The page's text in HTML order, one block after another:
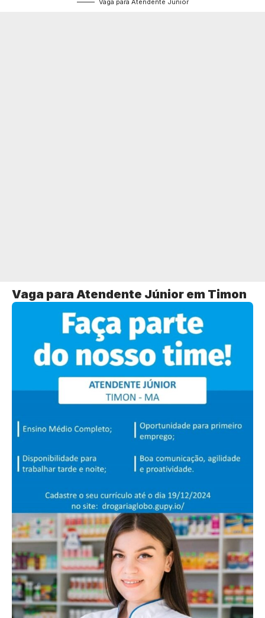
Vaga para Atendente Júnior em Timon